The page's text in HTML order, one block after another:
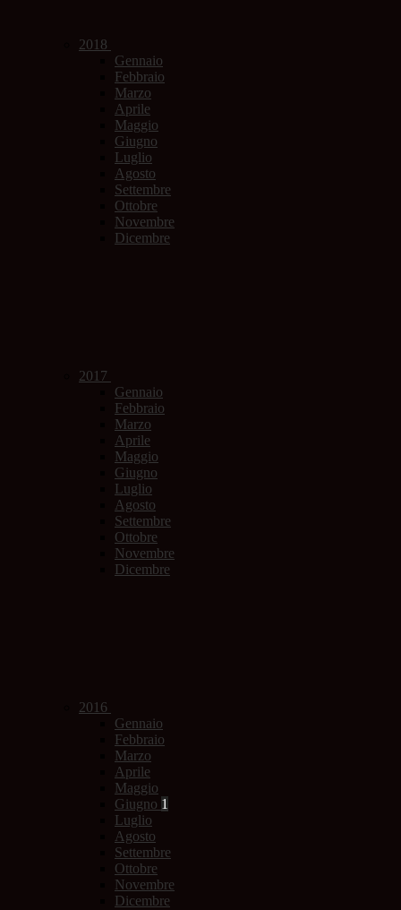
2018
Gennaio
Febbraio
Marzo
Aprile
Maggio
Giugno
Luglio
Agosto
Settembre
Ottobre
Novembre
Dicembre
2017
Gennaio
Febbraio
Marzo
Aprile
Maggio
Giugno
Luglio
Agosto
Settembre
Ottobre
Novembre
Dicembre
2016
Gennaio
Febbraio
Marzo
Aprile
Maggio
Giugno 1
Luglio
Agosto
Settembre
Ottobre
Novembre
Dicembre